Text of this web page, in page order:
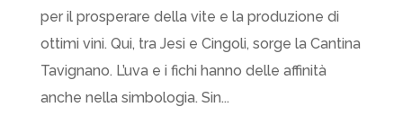
per il prosperare della vite e la produzione di
ottimi vini. Qui, tra Jesi e Cingoli, sorge la Cantina
Tavignano. L’uva e i fichi hanno delle affinità
anche nella simbologia. Sin...